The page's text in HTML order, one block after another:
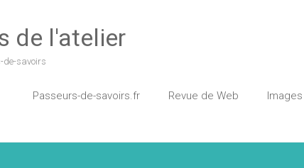
de l'atelier
de-savoirs
Passeurs-de-savoirs.fr Revue de Web